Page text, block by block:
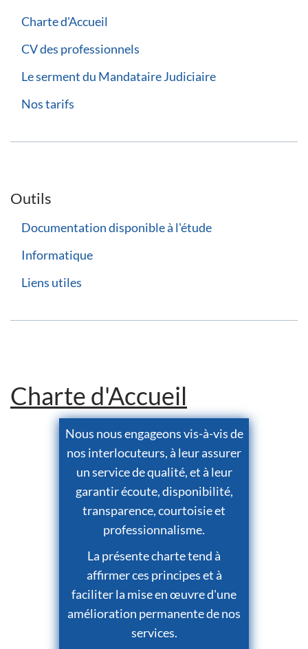
Charte d'Accueil
CV des professionnels
Le serment du Mandataire Judiciaire
Nos tarifs
Outils
Documentation disponible à l'étude
Informatique
Liens utiles
Charte d'Accueil
Nous nous engageons vis-à-vis de
nos interlocuteurs, à leur assurer
un service de qualité, et à leur
garantir écoute, disponibilité,
transparence, courtoisie et
professionnalisme.
La présente charte tend à
affirmer ces principes et à
faciliter la mise en œuvre d'une
amélioration permanente de nos
services.